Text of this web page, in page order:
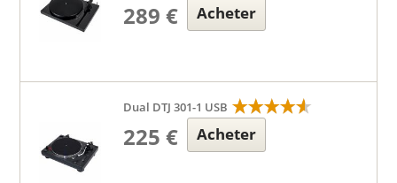
289 € Acheter
Dual DTJ 301-1 USB
225 € Acheter